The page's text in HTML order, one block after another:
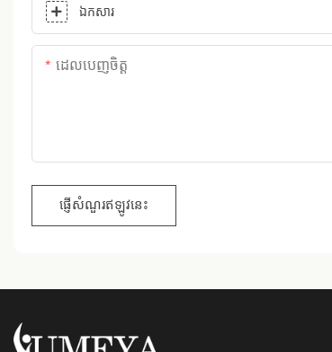
ឯកសារ
ដេលបេញចិត្ដ
ផ្ញើសំណួរឥឡូវនេះ